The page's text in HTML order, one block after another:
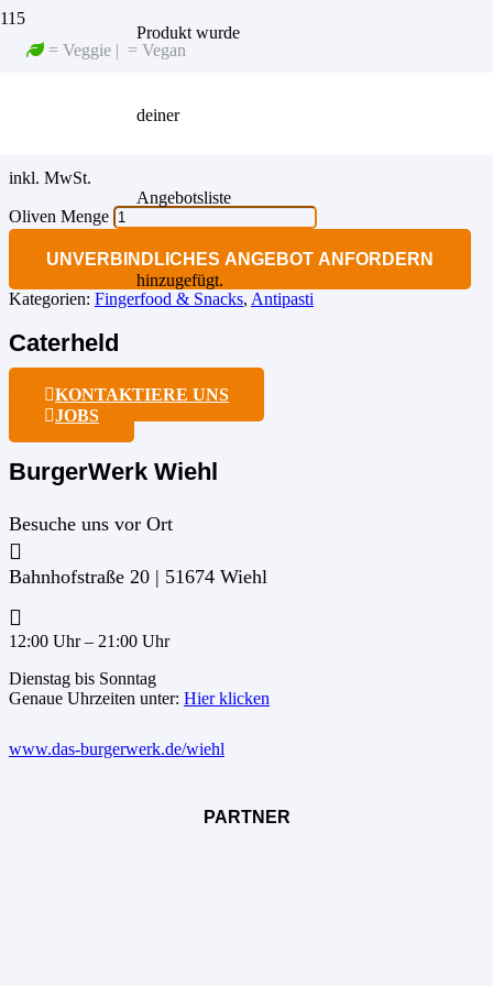
= Veggie | = Vegan
Produkt wurde
deiner
Angebotsliste
hinzugefügt.
Startseite Fingerfood & Snacks
inkl. MwSt.
Oliven Menge
UNVERBINDLICHES ANGEBOT ANFORDERN
Kategorien: Fingerfood & Snacks, Antipasti
Caterheld
KONTAKTIERE UNS
JOBS
BurgerWerk Wiehl
Besuche uns vor Ort
Bahnhofstraße 20 | 51674 Wiehl
12:00 Uhr – 21:00 Uhr
Dienstag bis Sonntag
Genaue Uhrzeiten unter: Hier klicken
www.das-burgerwerk.de/wiehl
PARTNER